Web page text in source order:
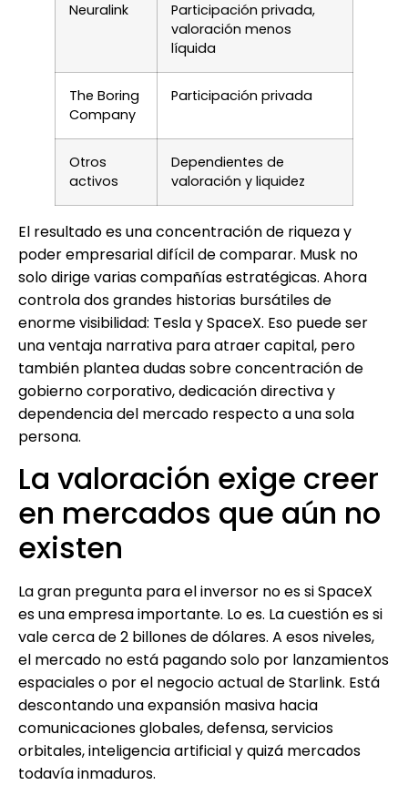
Neuralink
Participación privada,
valoración menos
líquida
The Boring
Company
Participación privada
Otros
activos
Dependientes de
valoración y liquidez
El resultado es una concentración de riqueza y
poder empresarial difícil de comparar. Musk no
solo dirige varias compañías estratégicas. Ahora
controla dos grandes historias bursátiles de
enorme visibilidad: Tesla y SpaceX. Eso puede ser
una ventaja narrativa para atraer capital, pero
también plantea dudas sobre concentración de
gobierno corporativo, dedicación directiva y
dependencia del mercado respecto a una sola
persona.
La valoración exige creer
en mercados que aún no
existen
La gran pregunta para el inversor no es si SpaceX
es una empresa importante. Lo es. La cuestión es si
vale cerca de 2 billones de dólares. A esos niveles,
el mercado no está pagando solo por lanzamientos
espaciales o por el negocio actual de Starlink. Está
descontando una expansión masiva hacia
comunicaciones globales, defensa, servicios
orbitales, inteligencia artificial y quizá mercados
todavía inmaduros.